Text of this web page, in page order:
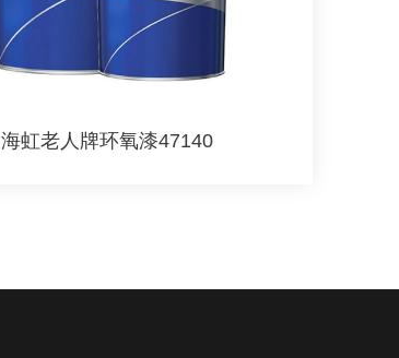
海虹老人牌环氧漆47140